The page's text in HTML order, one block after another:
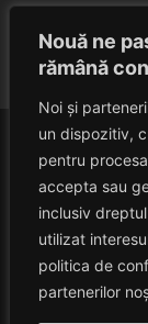
Nouă ne
rămână
Noi și
un dispozitiv,
pentru
accepta sau
inclusiv
utilizat
politica de
partenerilor